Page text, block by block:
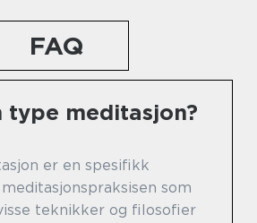
FAQ
type meditasjon?
er en spesifikk
som
teknikker og filosofier